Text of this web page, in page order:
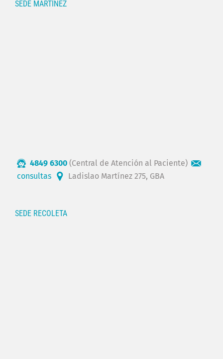
SEDE MARTÍNEZ
4849 6300 (Central de Atención al Paciente)
consultas
Ladislao Martínez 275, GBA
SEDE RECOLETA